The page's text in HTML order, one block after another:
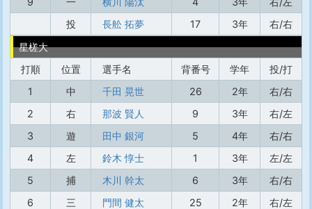
投
長舩 拓夢 17 3年
右/右
星槎大
打順
位置 選手名 背番号 学年
投/打
1
中 千田 晃世 26 2年
右/右
2
右 那波 賢人 9 3年
右/左
3
遊 田中 銀河 5 4年
右/右
4
左 鈴木 惇士 1 3年
左/左
5
捕 木川 幹太 6 3年
右/右
6
三 門間 健太 25 2年
右/左